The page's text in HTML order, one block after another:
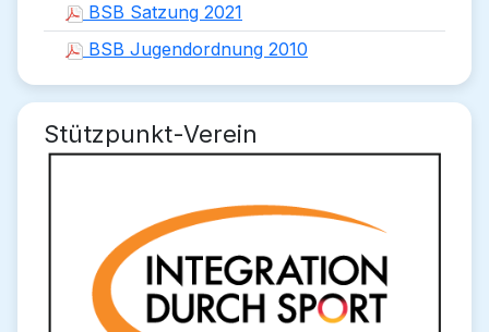
BSB Satzung 2021
BSB Jugendordnung 2010
Stützpunkt-Verein